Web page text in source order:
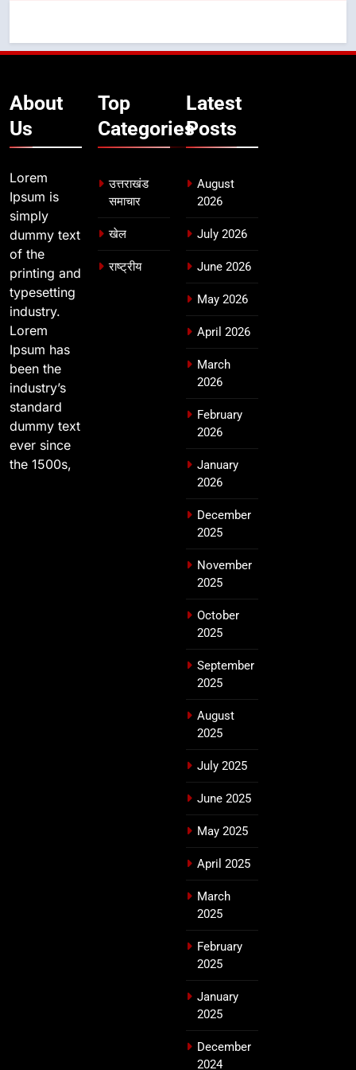
About
Us
Lorem
Ipsum is
simply
dummy text
of the
printing and
typesetting
industry.
Lorem
Ipsum has
been the
industry’s
standard
dummy text
ever since
the 1500s,
Top
Categories
उत्तराखंड
समाचार
खेल
राष्ट्रीय
Latest
Posts
August
2026
July 2026
June 2026
May 2026
April 2026
March
2026
February
2026
January
2026
December
2025
November
2025
October
2025
September
2025
August
2025
July 2025
June 2025
May 2025
April 2025
March
2025
February
2025
January
2025
December
2024